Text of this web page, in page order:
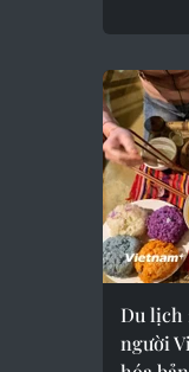
Du lịch
người